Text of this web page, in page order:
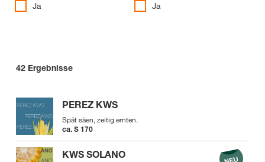
Ja Ja
42 Ergebnisse
PEREZ KWS
Spät säen, zeitig ernten.
ca. S 170
KWS SOLANO